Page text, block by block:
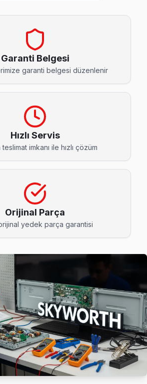
Servis
TV ekranında çizgi, donma ya da
Servis →
Servis
Açılmıyor Arıza →
Servis
TV'niz Büyükdere'de çalışmıyorsa
Servis
Skyworth kullanıcıları için
Açılmıyor Arıza →
Servis
Çayırbaşı adresine gelen ekibimiz
Anakart Tamiri →
Skyworth Servis
Cumhuriyet adresine gelen ekibimiz
Açılmıyor Arıza →
Skyworth Servis
Skyworth kullanıcıları için
Açılmıyor Arıza →
Garanti Belgesi
garanti belgesi düzenlenir
Hızlı Servis
teslimat imkanı ile hızlı çözüm
Orijinal Parça
yedek parça garantisi